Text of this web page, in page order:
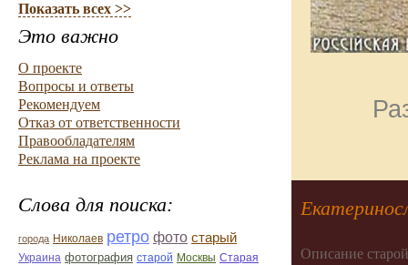
Показать всех >>
Это важно
О проекте
Вопросы и ответы
Рекомендуем
Отказ от ответственности
Правообладателям
Реклама на проекте
Слова для поиска:
города Николаев ретро фото старый
Украина фотография старой Москвы Старая
Описание